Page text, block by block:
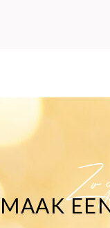
Zo
MAAK